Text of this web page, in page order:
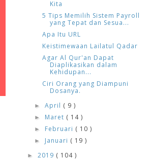
Kita
5 Tips Memilih Sistem Payroll
yang Tepat dan Sesua...
Apa Itu URL
Keistimewaan Lailatul Qadar
Agar Al Qur'an Dapat
Diaplikasikan dalam
Kehidupan...
Ciri Orang yang Diampuni
Dosanya.
►April ( 9 )
► Maret ( 14 )
► Februari ( 10 )
► Januari ( 19 )
► 2019 ( 104 )